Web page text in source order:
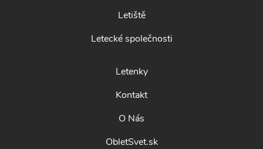
Letiště
Letecké společnosti
Letenky
Kontakt
O Nás
ObletSvet.sk